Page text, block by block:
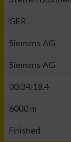
GER
Siemens AG
Siemens AG
00:34:18.4
6000 m
Finished